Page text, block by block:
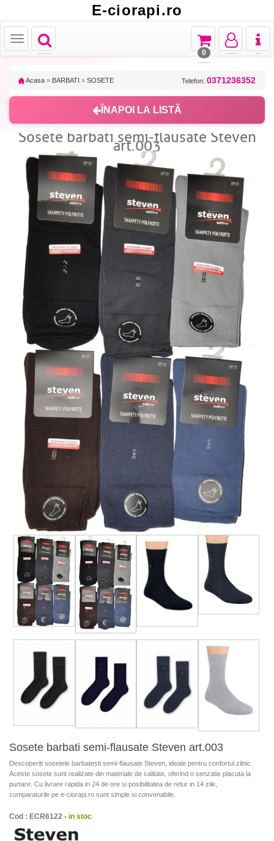
E-ciorapi.ro
Toggle
navigation
Toggle
Toggle
navigation
Toggle
navigation
Toggle
navigation
0
Acasa » BARBATI » SOSETE Telefon: 0371236352
ÎNAPOI LA LISTĂ
Sosete barbati semi-flausate Steven
art.003
Sosete barbati semi-flausate Steven art.003
Descoperiti sosetele barbatesti semi-flausate Steven, ideale pentru confortul zilnic.
Aceste sosete sunt realizate din materiale de calitate, oferind o senzatie placuta la
purtare. Cu livrare rapida in 24 de ore si posibilitatea de retur in 14 zile,
cumparaturile pe e-ciorapi.ro sunt simple si convenabile.
Cod : ECR6122 - in stoc